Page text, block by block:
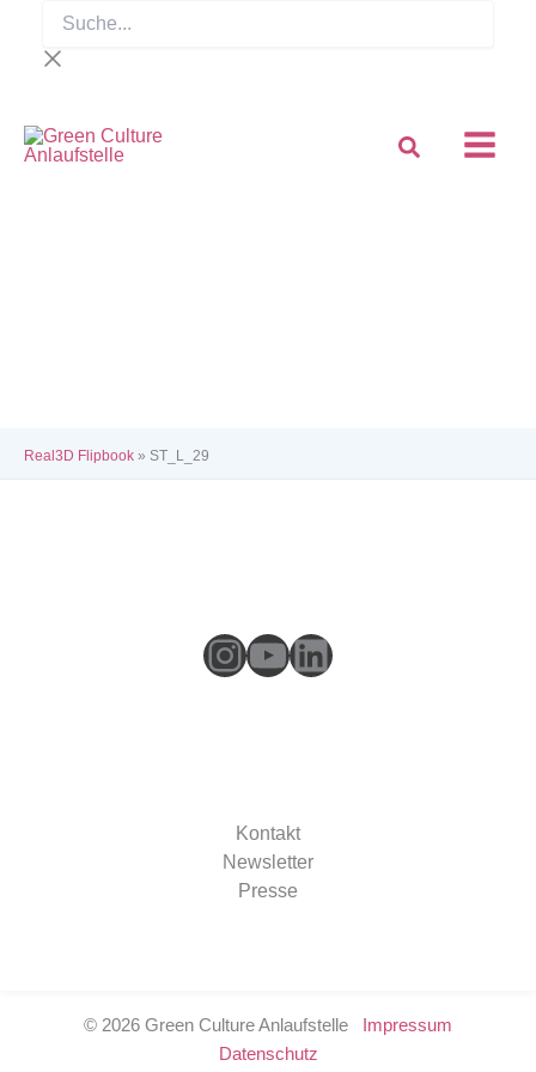
springen
Real3D Flipbook » ST_L_29
Instagram
YouTube
LinkedIn
Kontakt
Newsletter
Presse
© 2026 Green Culture Anlaufstelle
Impressum
Datenschutz